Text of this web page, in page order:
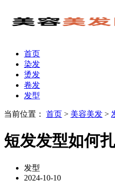
首页
染发
烫发
卷发
发型
当前位置： 首页 > 美容美发 >
短发发型如何
发型
2024-10-10